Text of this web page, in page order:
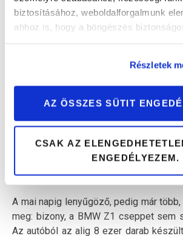
biztosításához, weboldalforgalmunk
ahhoz is, hogy a böngészés
Részletek
AZ ÖSSZES SÜTIT
CSAK AZ
ENGEDÉLYEZEM.
vezetősége elismerően nyilatkozott.
évvel az E30 piacra lépése után,
Touring gyártása. Nos, nemcsak egy
kombit, de az első darab
szerszámokat is megnézheted a BMW
A mai napig lenyűgöző, pedig már
meg: bizony, a BMW Z1 cseppet sem
Az autóból az alig 8 ezer darab